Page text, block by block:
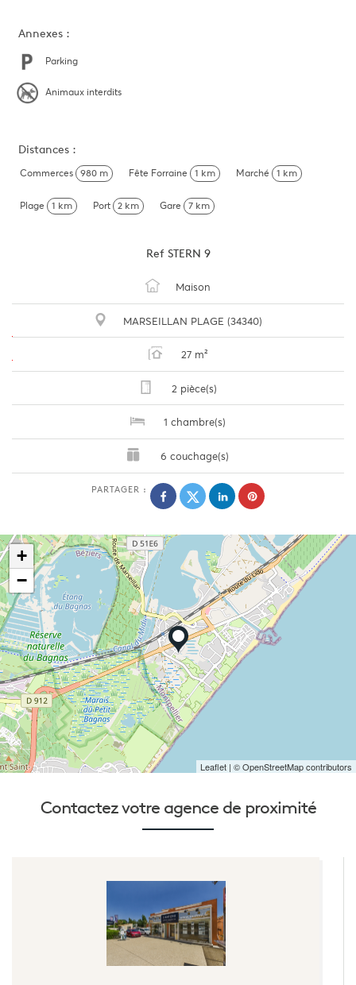
Annexes :
Parking
Animaux interdits
Distances :
Commerces 980 m Fête Forraine 1 km Marché 1 km
Plage 1 km Port 2 km Gare 7 km
Ref STERN 9
Maison
MARSEILLAN PLAGE (34340)
27 m²
2 pièce(s)
1 chambre(s)
6 couchage(s)
PARTAGER :
+
−
Leaflet | © OpenStreetMap contributors
Contactez votre agence de proximité